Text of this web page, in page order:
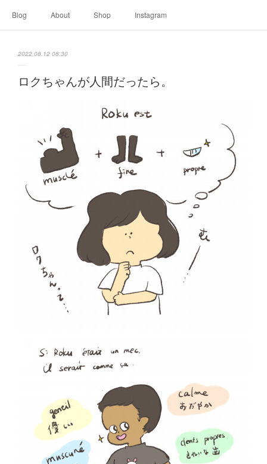
Blog About Shop Instagram
2022.08.12 08:30
ロクちゃんが人間だったら。